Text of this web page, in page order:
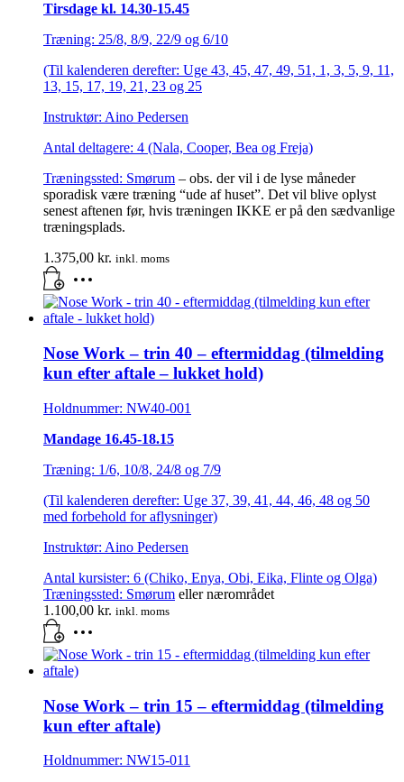
Tirsdage kl. 14.30-15.45
Træning: 25/8, 8/9, 22/9 og 6/10
(Til kalenderen derefter: Uge 43, 45, 47, 49, 51, 1, 3, 5, 9, 11,
13, 15, 17, 19, 21, 23 og 25
Instruktør: Aino Pedersen
Antal deltagere: 4 (Nala, Cooper, Bea og Freja)
Træningssted: Smørum – obs. der vil i de lyse måneder
sporadisk være træning “ude af huset”. Det vil blive oplyst
senest aftenen før, hvis træningen IKKE er på den sædvanlige
træningsplads.
1.375,00 kr. inkl. moms
Nose Work – trin 40 – eftermiddag (tilmelding
kun efter aftale – lukket hold)
Holdnummer: NW40-001
Mandage 16.45-18.15
Træning: 1/6, 10/8, 24/8 og 7/9
(Til kalenderen derefter: Uge 37, 39, 41, 44, 46, 48 og 50
med forbehold for aflysninger)
Instruktør: Aino Pedersen
Antal kursister: 6 (Chiko, Enya, Obi, Eika, Flinte og Olga)
Træningssted: Smørum eller nærområdet
1.100,00 kr. inkl. moms
Nose Work – trin 15 – eftermiddag (tilmelding
kun efter aftale)
Holdnummer: NW15-011